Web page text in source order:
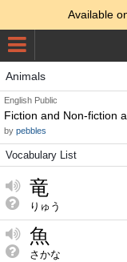
Available
Animals
English Public
Fiction and Non-fiction
by pebbles
Vocabulary List
竜
りゅう
魚
さかな